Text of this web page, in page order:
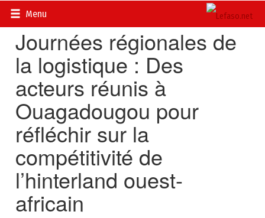
Menu
Accueil>
Journées régionales de
la logistique : Des
acteurs réunis à
Ouagadougou pour
réfléchir sur la
compétitivité de
l’hinterland ouest-
africain